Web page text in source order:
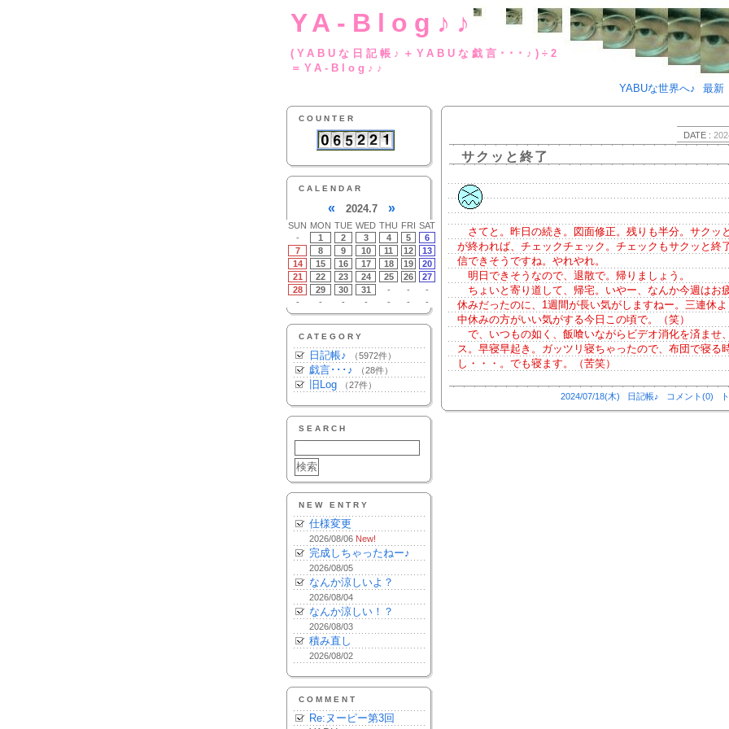
YA-Blog♪♪
(YABUな日記帳♪＋YABUな戯言･･
＝YA-Blog♪♪
YABUな世界へ♪
最新
COUNTER
CALENDAR
« 2024.7 »
SUN MON TUE WED THU FRI SAT
-
1 2 3 4 5
6
7
8 9 10 11 12
13
14
15 16 17 18 19
20
21
22 23 24 25 26
27
28
29 30 31 - -
-
-
- - - - - -
CATEGORY
日記帳♪ （5972件）
戯言･･･♪ （28件）
旧Log （27件）
SEARCH
NEW ENTRY
仕様変更
2026/08/06 New!
完成しちゃったねー♪
2026/08/05
なんか涼しいよ？
2026/08/04
なんか涼しい！？
2026/08/03
積み直し
2026/08/02
COMMENT
Re:ヌーピー第3回
DATE :
サクッと終了
さてと。昨日の続き。図面修正。残りも半分。サクッ
が終われば、チェックチェック。チェックもサクッと終
信できそうですね。やれやれ。
明日できそうなので、退散で。帰りましょう。
ちょいと寄り道して、帰宅。いやー、なんか今週はお
休みだったのに、1週間が長い気がしますねー。三連休
中休みの方がいい気がする今日この頃で。（笑）
で、いつもの如く、飯喰いながらビデオ消化を済ませ
ス。早寝早起き。ガッツリ寝ちゃったので、布団で寝る
し・・・。でも寝ます。（苦笑）
2024/07/18(木) 日記帳♪ コメント(0)